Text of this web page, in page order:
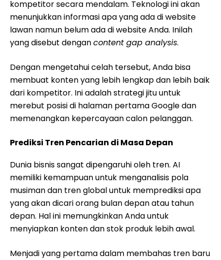
kompetitor secara mendalam. Teknologi ini akan
menunjukkan informasi apa yang ada di website
lawan namun belum ada di website Anda. Inilah
yang disebut dengancontent gap analysis.
Dengan mengetahui celah tersebut, Anda bisa
membuat konten yang lebih lengkap dan lebih baik
dari kompetitor. Ini adalah strategi jitu untuk
merebut posisi di halaman pertama Google dan
memenangkan kepercayaan calon pelanggan.
Prediksi Tren Pencarian di Masa Depan
Dunia bisnis sangat dipengaruhi oleh tren. AI
memiliki kemampuan untuk menganalisis pola
musiman dan tren global untuk memprediksi apa
yang akan dicari orang bulan depan atau tahun
depan. Hal ini memungkinkan Anda untuk
menyiapkan konten dan stok produk lebih awal.
Menjadi yang pertama dalam membahas tren baru